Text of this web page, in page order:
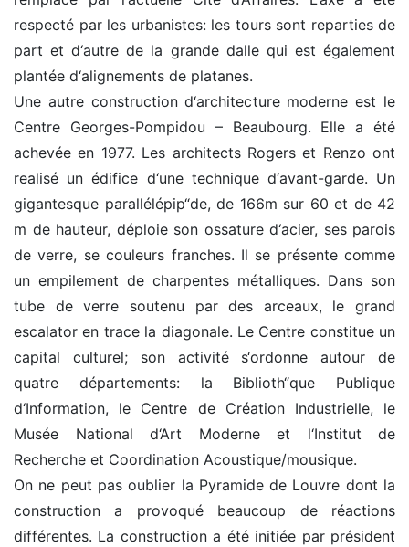
respecté par les urbanistes: les tours sont reparties de
part et d‘autre de la grande dalle qui est également
plantée d‘alignements de platanes.
Une autre construction d‘architecture moderne est le
Centre Georges-Pompidou – Beaubourg. Elle a été
achevée en 1977. Les architects Rogers et Renzo ont
realisé un édifice d‘une technique d‘avant-garde. Un
gigantesque parallélépip“de, de 166m sur 60 et de 42
m de hauteur, déploie son ossature d‘acier, ses parois
de verre, se couleurs franches. Il se présente comme
un empilement de charpentes métalliques. Dans son
tube de verre soutenu par des arceaux, le grand
escalator en trace la diagonale. Le Centre constitue un
capital culturel; son activité s‘ordonne autour de
quatre départements: la Biblioth“que Publique
d‘Information, le Centre de Création Industrielle, le
Musée National d‘Art Moderne et l‘Institut de
Recherche et Coordination Acoustique/mousique.
On ne peut pas oublier la Pyramide de Louvre dont la
construction a provoqué beaucoup de réactions
différentes. La construction a été initiée par président